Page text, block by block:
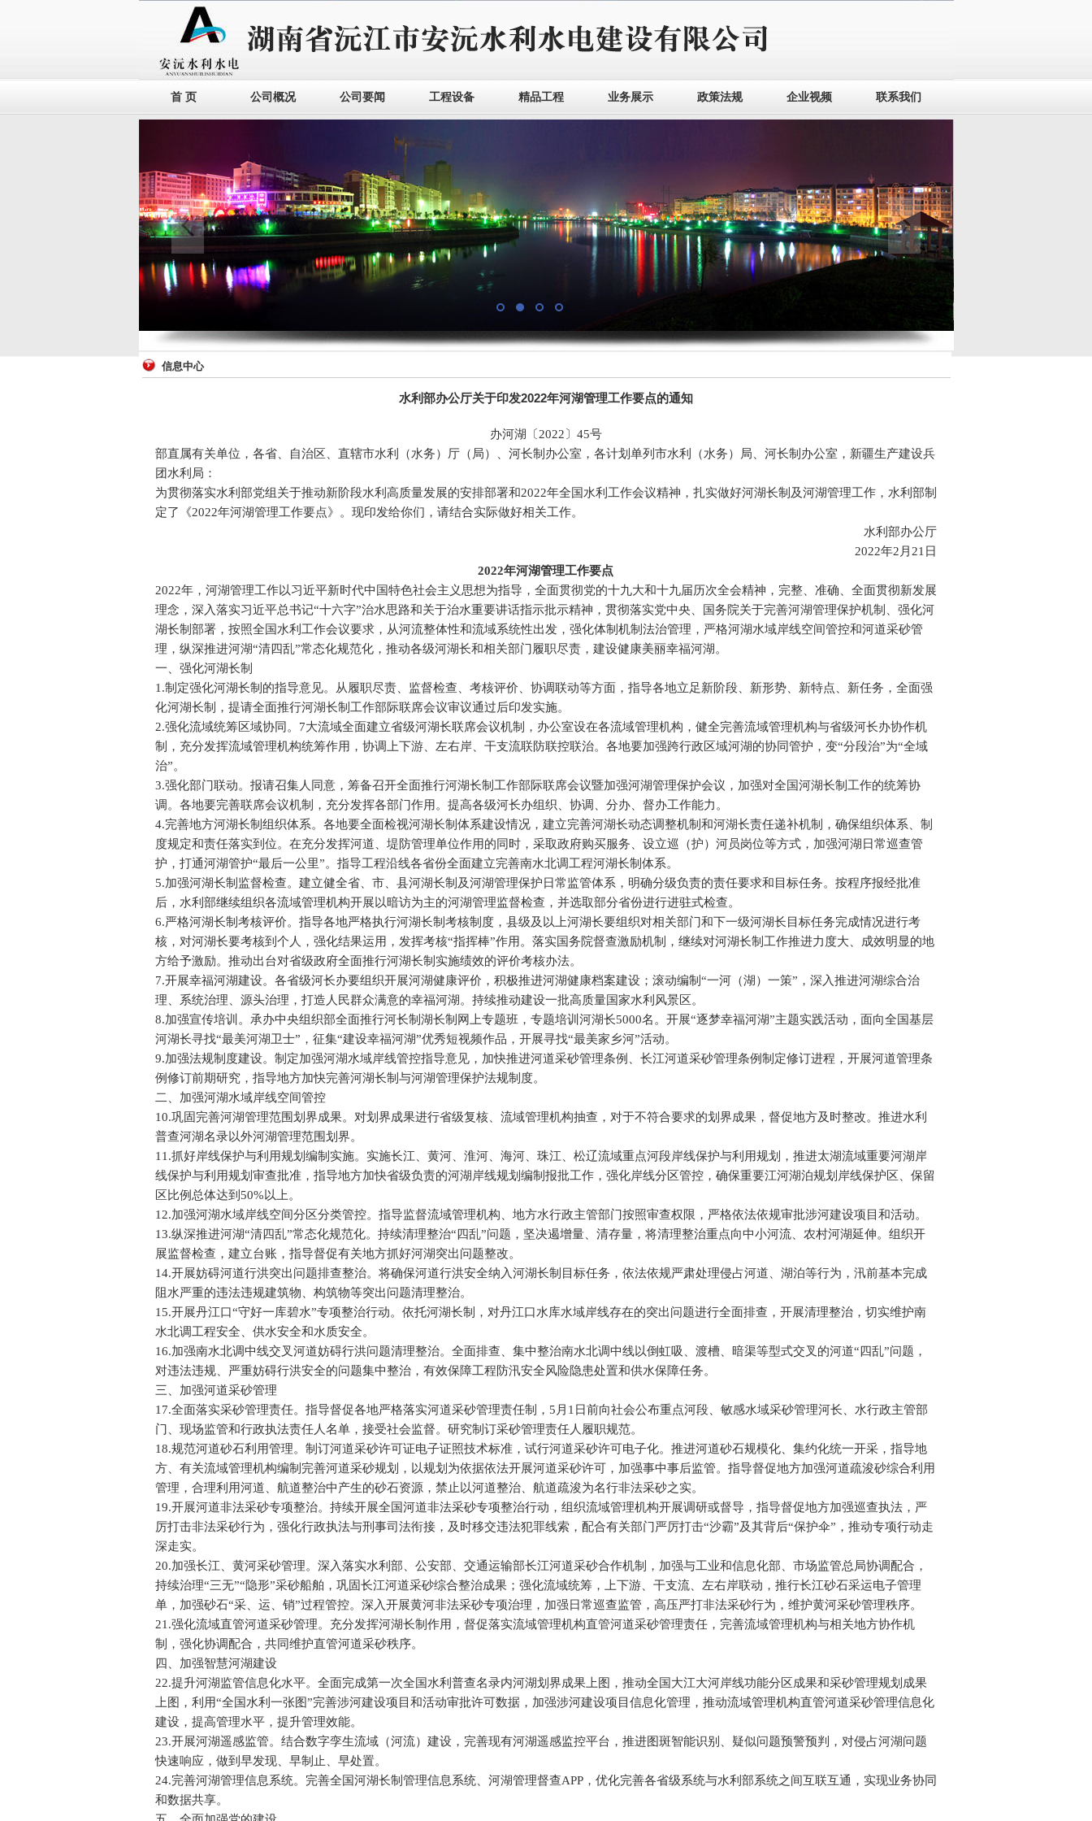
首 页 公司概况 公司要闻 工程设备 精品工程 业务展示 政策法规 企业视频 联系我们
信息中心
水利部办公厅关于印发2022年河湖管理工作要点的通知
办河湖〔2022〕45号
部直属有关单位，各省、自治区、直辖市水利（水务）厅（局）、河长制办公室，各计划单列市水利（水务）局、河长制办公室，新疆生产建设兵
团水利局：
为贯彻落实水利部党组关于推动新阶段水利高质量发展的安排部署和2022年全国水利工作会议精神，扎实做好河湖长制及河湖管理工作，水利部制
定了《2022年河湖管理工作要点》。现印发给你们，请结合实际做好相关工作。
水利部办公厅
2022年2月21日
2022年河湖管理工作要点
2022年，河湖管理工作以习近平新时代中国特色社会主义思想为指导，全面贯彻党的十九大和十九届历次全会精神，完整、准确、全面贯彻新发展
理念，深入落实习近平总书记“十六字”治水思路和关于治水重要讲话指示批示精神，贯彻落实党中央、国务院关于完善河湖管理保护机制、强化河
湖长制部署，按照全国水利工作会议要求，从河流整体性和流域系统性出发，强化体制机制法治管理，严格河湖水域岸线空间管控和河道采砂管
理，纵深推进河湖“清四乱”常态化规范化，推动各级河湖长和相关部门履职尽责，建设健康美丽幸福河湖。
一、强化河湖长制
1.制定强化河湖长制的指导意见。从履职尽责、监督检查、考核评价、协调联动等方面，指导各地立足新阶段、新形势、新特点、新任务，全面强
化河湖长制，提请全面推行河湖长制工作部际联席会议审议通过后印发实施。
2.强化流域统筹区域协同。7大流域全面建立省级河湖长联席会议机制，办公室设在各流域管理机构，健全完善流域管理机构与省级河长办协作机
制，充分发挥流域管理机构统筹作用，协调上下游、左右岸、干支流联防联控联治。各地要加强跨行政区域河湖的协同管护，变“分段治”为“全域
治”。
3.强化部门联动。报请召集人同意，筹备召开全面推行河湖长制工作部际联席会议暨加强河湖管理保护会议，加强对全国河湖长制工作的统筹协
调。各地要完善联席会议机制，充分发挥各部门作用。提高各级河长办组织、协调、分办、督办工作能力。
4.完善地方河湖长制组织体系。各地要全面检视河湖长制体系建设情况，建立完善河湖长动态调整机制和河湖长责任递补机制，确保组织体系、制
度规定和责任落实到位。在充分发挥河道、堤防管理单位作用的同时，采取政府购买服务、设立巡（护）河员岗位等方式，加强河湖日常巡查管
护，打通河湖管护“最后一公里”。指导工程沿线各省份全面建立完善南水北调工程河湖长制体系。
5.加强河湖长制监督检查。建立健全省、市、县河湖长制及河湖管理保护日常监管体系，明确分级负责的责任要求和目标任务。按程序报经批准
后，水利部继续组织各流域管理机构开展以暗访为主的河湖管理监督检查，并选取部分省份进行进驻式检查。
6.严格河湖长制考核评价。指导各地严格执行河湖长制考核制度，县级及以上河湖长要组织对相关部门和下一级河湖长目标任务完成情况进行考
核，对河湖长要考核到个人，强化结果运用，发挥考核“指挥棒”作用。落实国务院督查激励机制，继续对河湖长制工作推进力度大、成效明显的地
方给予激励。推动出台对省级政府全面推行河湖长制实施绩效的评价考核办法。
7.开展幸福河湖建设。各省级河长办要组织开展河湖健康评价，积极推进河湖健康档案建设；滚动编制“一河（湖）一策”，深入推进河湖综合治
理、系统治理、源头治理，打造人民群众满意的幸福河湖。持续推动建设一批高质量国家水利风景区。
8.加强宣传培训。承办中央组织部全面推行河长制湖长制网上专题班，专题培训河湖长5000名。开展“逐梦幸福河湖”主题实践活动，面向全国基层
河湖长寻找“最美河湖卫士”，征集“建设幸福河湖”优秀短视频作品，开展寻找“最美家乡河”活动。
9.加强法规制度建设。制定加强河湖水域岸线管控指导意见，加快推进河道采砂管理条例、长江河道采砂管理条例制定修订进程，开展河道管理条
例修订前期研究，指导地方加快完善河湖长制与河湖管理保护法规制度。
二、加强河湖水域岸线空间管控
10.巩固完善河湖管理范围划界成果。对划界成果进行省级复核、流域管理机构抽查，对于不符合要求的划界成果，督促地方及时整改。推进水利
普查河湖名录以外河湖管理范围划界。
11.抓好岸线保护与利用规划编制实施。实施长江、黄河、淮河、海河、珠江、松辽流域重点河段岸线保护与利用规划，推进太湖流域重要河湖岸
线保护与利用规划审查批准，指导地方加快省级负责的河湖岸线规划编制报批工作，强化岸线分区管控，确保重要江河湖泊规划岸线保护区、保留
区比例总体达到50%以上。
12.加强河湖水域岸线空间分区分类管控。指导监督流域管理机构、地方水行政主管部门按照审查权限，严格依法依规审批涉河建设项目和活动。
13.纵深推进河湖“清四乱”常态化规范化。持续清理整治“四乱”问题，坚决遏增量、清存量，将清理整治重点向中小河流、农村河湖延伸。组织开
展监督检查，建立台账，指导督促有关地方抓好河湖突出问题整改。
14.开展妨碍河道行洪突出问题排查整治。将确保河道行洪安全纳入河湖长制目标任务，依法依规严肃处理侵占河道、湖泊等行为，汛前基本完成
阻水严重的违法违规建筑物、构筑物等突出问题清理整治。
15.开展丹江口“守好一库碧水”专项整治行动。依托河湖长制，对丹江口水库水域岸线存在的突出问题进行全面排查，开展清理整治，切实维护南
水北调工程安全、供水安全和水质安全。
16.加强南水北调中线交叉河道妨碍行洪问题清理整治。全面排查、集中整治南水北调中线以倒虹吸、渡槽、暗渠等型式交叉的河道“四乱”问题，
对违法违规、严重妨碍行洪安全的问题集中整治，有效保障工程防汛安全风险隐患处置和供水保障任务。
三、加强河道采砂管理
17.全面落实采砂管理责任。指导督促各地严格落实河道采砂管理责任制，5月1日前向社会公布重点河段、敏感水域采砂管理河长、水行政主管部
门、现场监管和行政执法责任人名单，接受社会监督。研究制订采砂管理责任人履职规范。
18.规范河道砂石利用管理。制订河道采砂许可证电子证照技术标准，试行河道采砂许可电子化。推进河道砂石规模化、集约化统一开采，指导地
方、有关流域管理机构编制完善河道采砂规划，以规划为依据依法开展河道采砂许可，加强事中事后监管。指导督促地方加强河道疏浚砂综合利用
管理，合理利用河道、航道整治中产生的砂石资源，禁止以河道整治、航道疏浚为名行非法采砂之实。
19.开展河道非法采砂专项整治。持续开展全国河道非法采砂专项整治行动，组织流域管理机构开展调研或督导，指导督促地方加强巡查执法，严
厉打击非法采砂行为，强化行政执法与刑事司法衔接，及时移交违法犯罪线索，配合有关部门严厉打击“沙霸”及其背后“保护伞”，推动专项行动走
深走实。
20.加强长江、黄河采砂管理。深入落实水利部、公安部、交通运输部长江河道采砂合作机制，加强与工业和信息化部、市场监管总局协调配合，
持续治理“三无”“隐形”采砂船舶，巩固长江河道采砂综合整治成果；强化流域统筹，上下游、干支流、左右岸联动，推行长江砂石采运电子管理
单，加强砂石“采、运、销”过程管控。深入开展黄河非法采砂专项治理，加强日常巡查监管，高压严打非法采砂行为，维护黄河采砂管理秩序。
21.强化流域直管河道采砂管理。充分发挥河湖长制作用，督促落实流域管理机构直管河道采砂管理责任，完善流域管理机构与相关地方协作机
制，强化协调配合，共同维护直管河道采砂秩序。
四、加强智慧河湖建设
22.提升河湖监管信息化水平。全面完成第一次全国水利普查名录内河湖划界成果上图，推动全国大江大河岸线功能分区成果和采砂管理规划成果
上图，利用“全国水利一张图”完善涉河建设项目和活动审批许可数据，加强涉河建设项目信息化管理，推动流域管理机构直管河道采砂管理信息化
建设，提高管理水平，提升管理效能。
23.开展河湖遥感监管。结合数字孪生流域（河流）建设，完善现有河湖遥感监控平台，推进图斑智能识别、疑似问题预警预判，对侵占河湖问题
快速响应，做到早发现、早制止、早处置。
24.完善河湖管理信息系统。完善全国河湖长制管理信息系统、河湖管理督查APP，优化完善各省级系统与水利部系统之间互联互通，实现业务协同
和数据共享。